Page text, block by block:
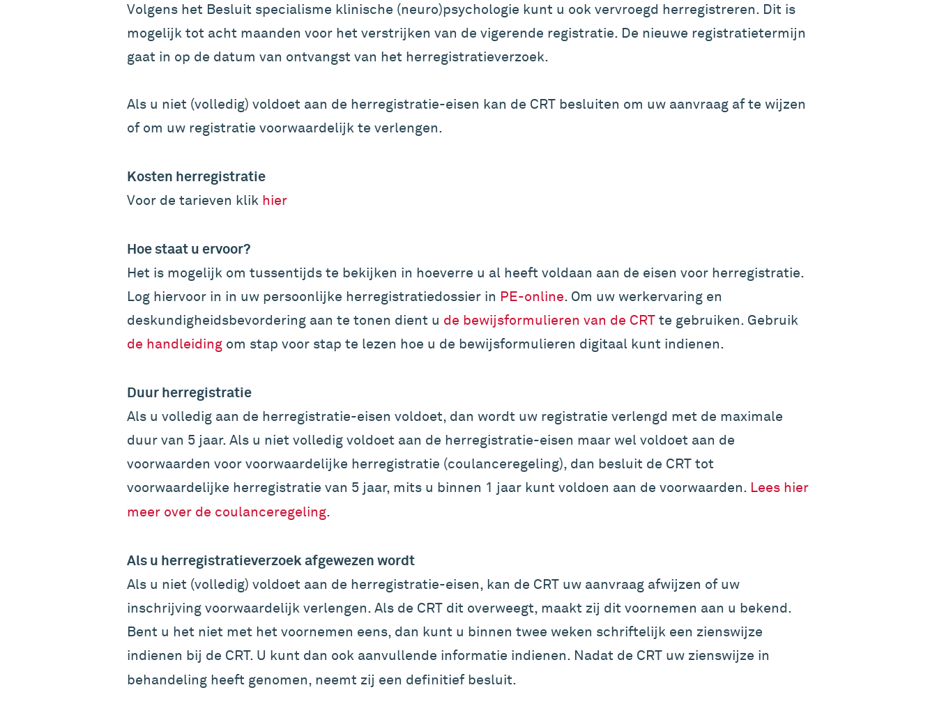
Volgens het Besluit specialisme klinische (neuro)psychologie kunt u ook vervroegd herregistreren. Dit is
mogelijk tot acht maanden voor het verstrijken van de vigerende registratie. De nieuwe registratietermijn
gaat in op de datum van ontvangst van het herregistratieverzoek.
Als u niet (volledig) voldoet aan de herregistratie-eisen kan de CRT besluiten om uw aanvraag af te wijzen
of om uw registratie voorwaardelijk te verlengen.
Kosten herregistratie
Voor de tarieven klik hier
Hoe staat u ervoor?
Het is mogelijk om tussentijds te bekijken in hoeverre u al heeft voldaan aan de eisen voor herregistratie.
Log hiervoor in in uw persoonlijke herregistratiedossier in PE-online. Om uw werkervaring en
deskundigheidsbevordering aan te tonen dient u de bewijsformulieren van de CRT te gebruiken. Gebruik
de handleiding om stap voor stap te lezen hoe u de bewijsformulieren digitaal kunt indienen.
Duur herregistratie
Als u volledig aan de herregistratie-eisen voldoet, dan wordt uw registratie verlengd met de maximale
duur van 5 jaar. Als u niet volledig voldoet aan de herregistratie-eisen maar wel voldoet aan de
voorwaarden voor voorwaardelijke herregistratie (coulanceregeling), dan besluit de CRT tot
voorwaardelijke herregistratie van 5 jaar, mits u binnen 1 jaar kunt voldoen aan de voorwaarden. Lees hier
meer over de coulanceregeling.
Als u herregistratieverzoek afgewezen wordt
Als u niet (volledig) voldoet aan de herregistratie-eisen, kan de CRT uw aanvraag afwijzen of uw
inschrijving voorwaardelijk verlengen. Als de CRT dit overweegt, maakt zij dit voornemen aan u bekend.
Bent u het niet met het voornemen eens, dan kunt u binnen twee weken schriftelijk een zienswijze
indienen bij de CRT. U kunt dan ook aanvullende informatie indienen. Nadat de CRT uw zienswijze in
behandeling heeft genomen, neemt zij een definitief besluit.